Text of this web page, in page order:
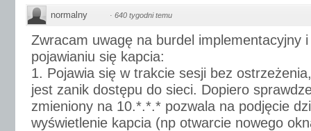
normalny · 640 tygodni temu
Zwracam uwagę na burdel implementacyjny
pojawianiu się kapcia:
1. Pojawia się w trakcie sesji bez
jest zanik dostępu do sieci. Dopiero
zmieniony na 10.*.*.* pozwala na podjęcie
wyświetlenie kapcia (np otwarcie nowego